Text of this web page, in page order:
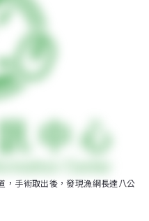
，手術取出後，發現漁網長達八公